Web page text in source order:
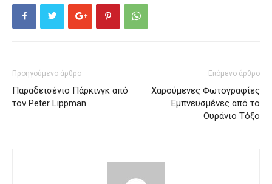
Προηγούμενο άρθρο
Παραδεισένιο Πάρκινγκ από
τον Peter Lippman
Επόμενο άρθρο
Χαρούμενες Φωτογραφίες
Εμπνευσμένες από το
Ουράνιο Τόξο